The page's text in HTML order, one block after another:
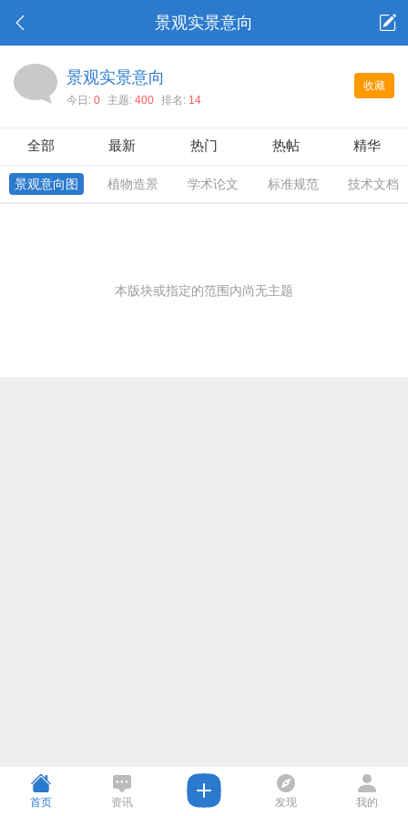
景观实景意向
收藏
景观实景意向
今日: 0 主题: 400 排名: 14
全部 最新 热门 热帖 精华
景观意向图 植物造景 学术论文 标准规范 技术文档
本版块或指定的范围内尚无主题
首页 资讯 发现 我的